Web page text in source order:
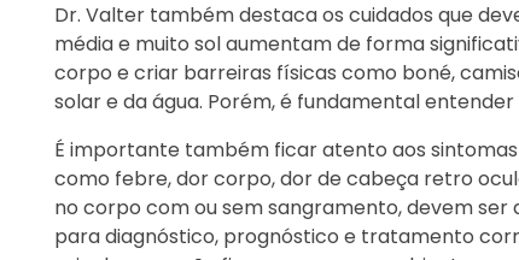
Dr. Valter também destaca os cuidados que
média e muito sol aumentam de forma
corpo e criar barreiras físicas como boné,
solar e da água. Porém, é fundamental
É importante também ficar atento aos
como febre, dor corpo, dor de cabeça retro
no corpo com ou sem sangramento, devem
para diagnóstico, prognóstico e tratamento